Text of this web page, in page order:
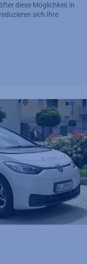
diese Möglichkeit in
sich Ihre